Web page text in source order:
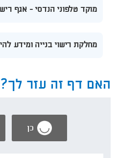
מוקד טלפוני הנדסי - אגף
מחלקת רישוי בנייה ומידע
האם דף זה עזר לך?
כן